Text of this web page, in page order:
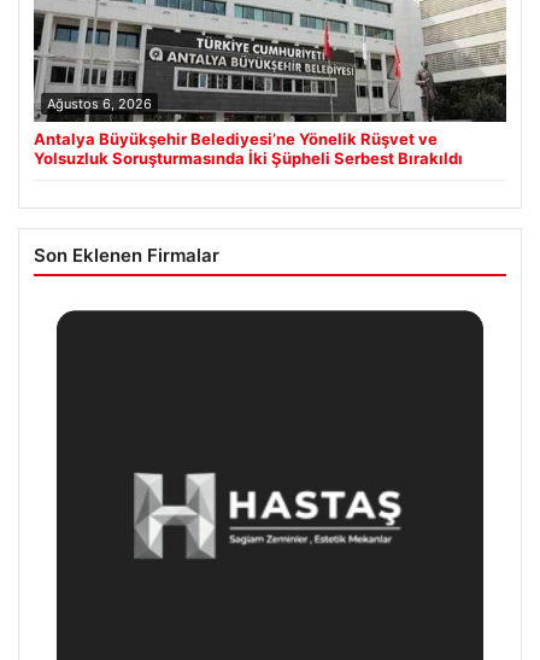
Ağustos 6, 2026
Antalya Büyükşehir Belediyesi’ne Yönelik Rüşvet ve
Yolsuzluk Soruşturmasında İki Şüpheli Serbest Bırakıldı
Son Eklenen Firmalar